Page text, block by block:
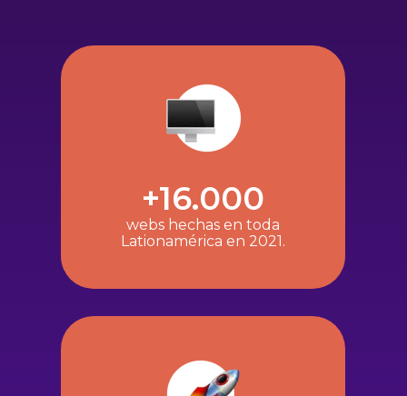
+16.000
webs hechas en toda
Lationamérica en 2021.